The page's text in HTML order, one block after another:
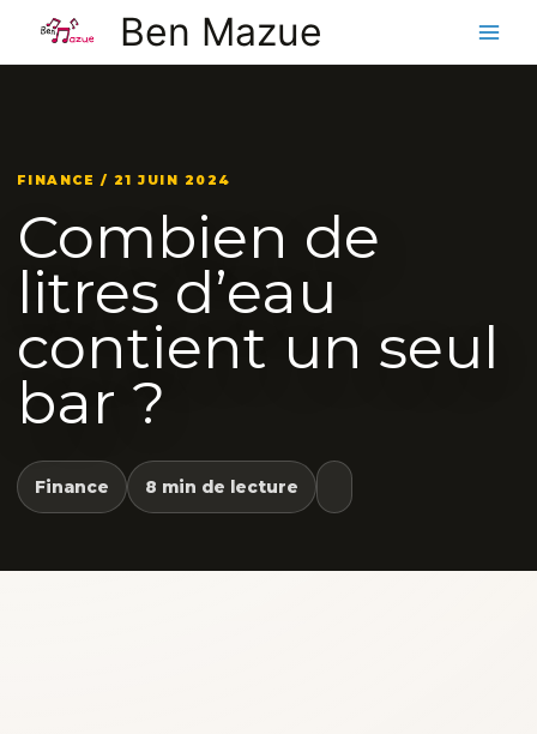
contenu
Ben Mazue
FINANCE / 21 JUIN 2024
Combien de
litres d’eau
contient un seul
bar ?
Finance 8 min de lecture